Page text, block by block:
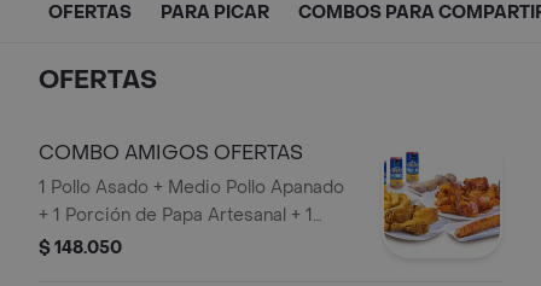
OFERTAS PARA PICAR COMBOS PARA
OFERTAS
COMBO AMIGOS OFERTAS
1 Pollo Asado + Medio Pollo Apanado
+ 1 Porción de Papa Artesanal + 1
Porcion de Papa Salada + 1 Plátano
$ 148.050